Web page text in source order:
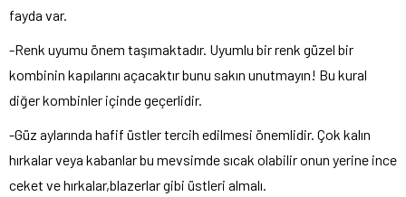
fayda var.
-Renk uyumu önem taşımaktadır. Uyumlu bir renk güzel bir
kombinin kapılarını açacaktır bunu sakın unutmayın! Bu kural
diğer kombinler içinde geçerlidir.
-Güz aylarında hafif üstler tercih edilmesi önemlidir. Çok kalın
hırkalar veya kabanlar bu mevsimde sıcak olabilir onun yerine ince
ceket ve hırkalar,blazerlar gibi üstleri almalı.